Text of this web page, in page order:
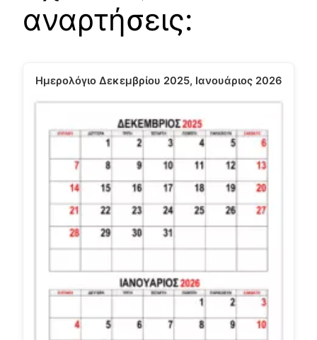
αναρτήσεις:
Ημερολόγιο Δεκεμβρίου 2025, Ιανουάριος 2026